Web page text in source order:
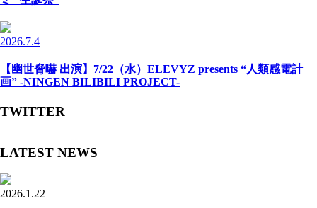
2026.7.4
【幽世脅嚇 出演】7/22（水）ELEVYZ presents “人類感電計
画” -NINGEN BILIBILI PROJECT-
TWITTER
LATEST NEWS
2026.1.22